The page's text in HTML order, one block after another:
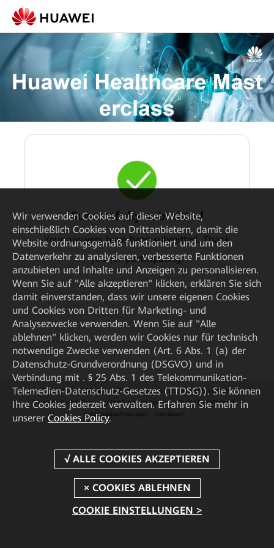
Successfully submitted
Your answers have been submitted. Thank
you for participating.
Copyright © 2026 Huawei Technologies Co., Ltd. All rights reserved.
Datenschutzrichtlinie
Verwendung von Cookies
Cookie Einstellungen
Nutzungsbedingungen
Impressum
Wir verwenden Cookies auf dieser Website,
einschließlich Cookies von Drittanbietern, damit die
Website ordnungsgemäß funktioniert und um den
Datenverkehr zu analysieren, verbesserte Funktionen
anzubieten und Inhalte und Anzeigen zu personalisieren.
Wenn Sie auf "Alle akzeptieren" klicken, erklären Sie sich
damit einverstanden, dass wir unsere eigenen Cookies
und Cookies von Dritten für Marketing- und
Analysezwecke verwenden. Wenn Sie auf "Alle
ablehnen" klicken, werden wir Cookies nur für technisch
notwendige Zwecke verwenden (Art. 6 Abs. 1 (a) der
Datenschutz-Grundverordnung (DSGVO) und in
Verbindung mit . § 25 Abs. 1 des Telekommunikation-
Telemedien-Datenschutz-Gesetzes (TTDSG)). Sie können
Ihre Cookies jederzeit verwalten. Erfahren Sie mehr in
unserer Cookies Policy.
COOKIE EINSTELLUNGEN >